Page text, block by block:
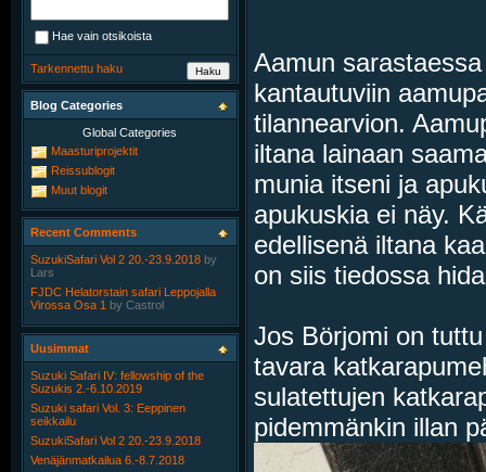
Aamun
kantautuviin
tilannearvion.
iltana lainaan
munia itseni ja
apukuskia ei näy.
edellisenä iltana
on siis tiedossa
Jos Börjomi on
tavara
sulatettujen
pidemmänkin illan
Hae vain otsikoista
Tarkennettu haku
Blog Categories
Global Categories
Maasturiprojektit
Reissublogit
Muut blogit
Recent Comments
SuzukiSafari Vol 2 20.-23.9.2018 by
Lars
FJDC Helatorstain safari Leppojalla
Virossa Osa 1 by Castrol
Uusimmat
Suzuki Safari IV: fellowship of the
Suzukis 2.-6.10.2019
Suzuki safari Vol. 3: Eeppinen
seikkailu
SuzukiSafari Vol 2 20.-23.9.2018
Venäjänmatkailua 6.-8.7.2018